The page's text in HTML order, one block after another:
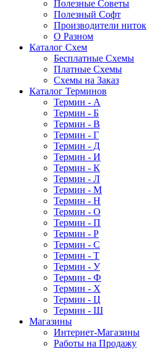
Полезные Советы
Полезный Софт
Производители ниток
О Разном
Каталог Схем
Бесплатные Схемы
Платные Схемы
Схемы на Заказ
Каталог Терминов
Термин - А
Термин - Б
Термин - В
Термин - Г
Термин - Д
Термин - И
Термин - К
Термин - Л
Термин - М
Термин - Н
Термин - О
Термин - П
Термин - Р
Термин - С
Термин - Т
Термин - У
Термин - Ф
Термин - Х
Термин - Ц
Термин - Ш
Магазины
Интернет-Магазины
Работы на Продажу